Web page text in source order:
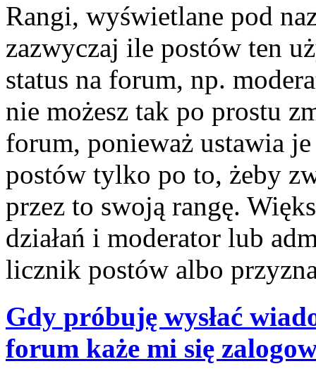
Rangi, wyświetlane pod
zazwyczaj ile postów ten
status na forum, np.
nie możesz tak po prostu
forum, ponieważ ustawia
postów tylko po to, żeby
przez to swoją rangę.
działań i moderator lub
licznik postów albo
Gdy próbuję wysłać
forum każe mi się